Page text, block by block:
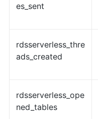
es_sent
rdsserverless_thre
ads_created
rdsserverless_ope
ned_tables